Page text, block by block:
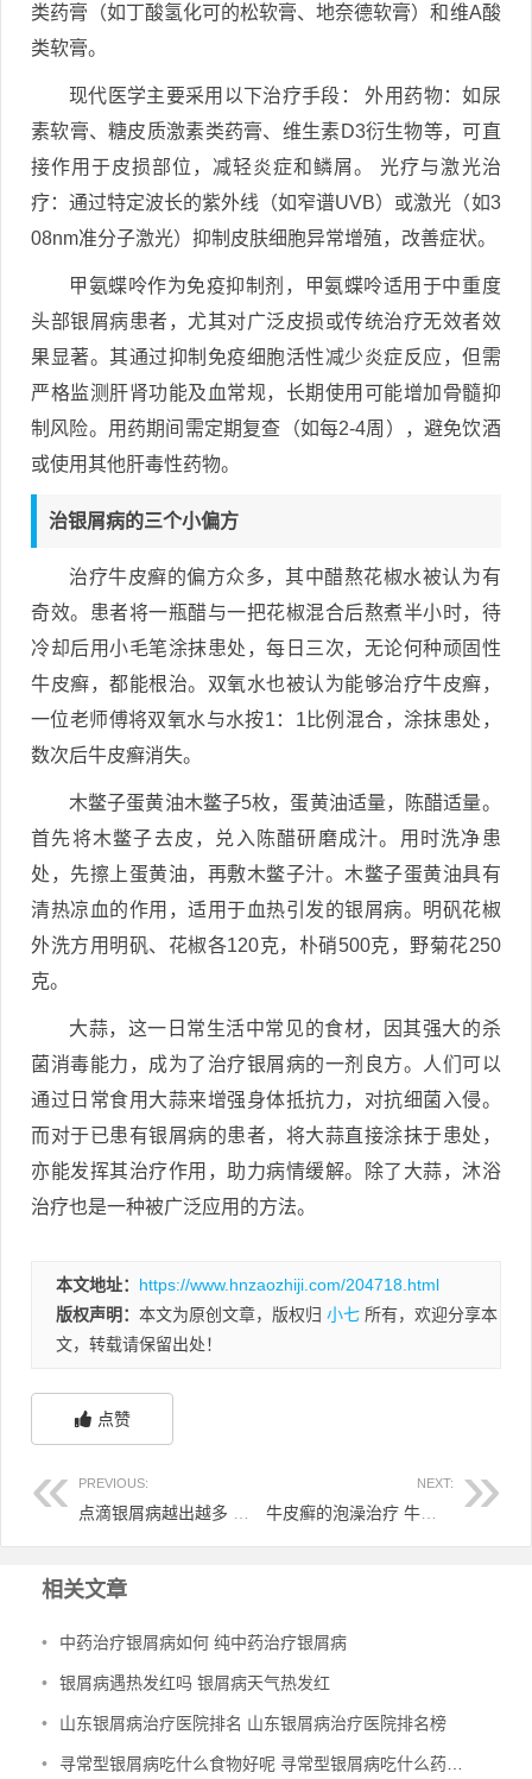
类药膏（如丁酸氢化可的松软膏、地奈德软膏）和维A酸
类软膏。
现代医学主要采用以下治疗手段： 外用药物：如尿
素软膏、糖皮质激素类药膏、维生素D3衍生物等，可直
接作用于皮损部位，减轻炎症和鳞屑。 光疗与激光治
疗：通过特定波长的紫外线（如窄谱UVB）或激光（如3
08nm准分子激光）抑制皮肤细胞异常增殖，改善症状。
甲氨蝶呤作为免疫抑制剂，甲氨蝶呤适用于中重度
头部银屑病患者，尤其对广泛皮损或传统治疗无效者效
果显著。其通过抑制免疫细胞活性减少炎症反应，但需
严格监测肝肾功能及血常规，长期使用可能增加骨髓抑
制风险。用药期间需定期复查（如每2-4周），避免饮酒
或使用其他肝毒性药物。
治银屑病的三个小偏方
治疗牛皮癣的偏方众多，其中醋熬花椒水被认为有
奇效。患者将一瓶醋与一把花椒混合后熬煮半小时，待
冷却后用小毛笔涂抹患处，每日三次，无论何种顽固性
牛皮癣，都能根治。双氧水也被认为能够治疗牛皮癣，
一位老师傅将双氧水与水按1：1比例混合，涂抹患处，
数次后牛皮癣消失。
木鳖子蛋黄油木鳖子5枚，蛋黄油适量，陈醋适量。
首先将木鳖子去皮，兑入陈醋研磨成汁。用时洗净患
处，先擦上蛋黄油，再敷木鳖子汁。木鳖子蛋黄油具有
清热凉血的作用，适用于血热引发的银屑病。明矾花椒
外洗方用明矾、花椒各120克，朴硝500克，野菊花250
克。
大蒜，这一日常生活中常见的食材，因其强大的杀
菌消毒能力，成为了治疗银屑病的一剂良方。人们可以
通过日常食用大蒜来增强身体抵抗力，对抗细菌入侵。
而对于已患有银屑病的患者，将大蒜直接涂抹于患处，
亦能发挥其治疗作用，助力病情缓解。除了大蒜，沐浴
治疗也是一种被广泛应用的方法。
本文地址： https://www.hnzaozhiji.com/204718.html
版权声明： 本文为原创文章，版权归 小七 所有，欢迎分享本
文，转载请保留出处！
点赞
PREVIOUS: NEXT:
牛皮癣的泡澡治疗 牛皮癣泡药澡
相关文章
• 中药治疗银屑病如何 纯中药治疗银屑病
• 银屑病遇热发红吗 银屑病天气热发红
• 山东银屑病治疗医院排名 山东银屑病治疗医院排名榜
• 寻常型银屑病吃什么食物好呢 寻常型银屑病吃什么药效果好